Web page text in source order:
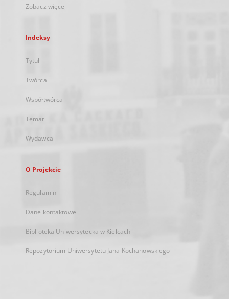
Zobacz więcej
Indeksy
Tytuł
Twórca
Współtwórca
Temat
Wydawca
O Projekcie
Regulamin
Dane kontaktowe
Biblioteka Uniwersytecka w Kielcach
Repozytorium Uniwersytetu Jana Kochanowskiego